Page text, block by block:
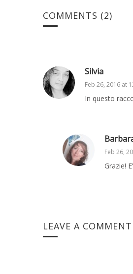
COMMENTS (2)
Silvia
Feb 26, 2016 at
In questo
Feb 26,
Grazie!
LEAVE A COMMENT